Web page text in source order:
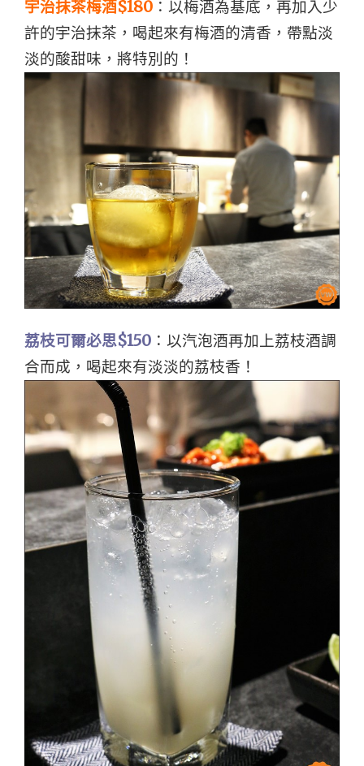
宇治抹茶梅酒$180 ：以梅酒為基底，再加入少
許的宇治抹茶，喝起來有梅酒的清香，帶點淡
淡的酸甜味，將特別的！
荔枝可爾必思$150 ：以汽泡酒再加上荔枝酒調
合而成，喝起來有淡淡的荔枝香！